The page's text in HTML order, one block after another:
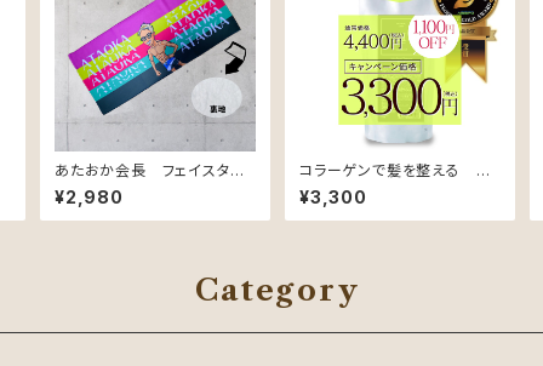
あたおか会長 フェイスタオ
ル Type-C
¥2,980
コラーゲンで髪を整える Hy
dro Repair Treatment（ロ
ーズ&カシスの香り）【ダメー
ジケア用】【リフィル】
¥3,300
Category